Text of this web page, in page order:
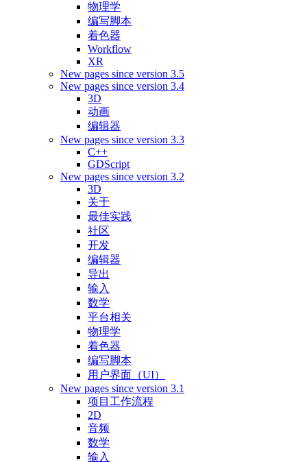
物理学
编写脚本
着色器
Workflow
XR
New pages since version 3.5
New pages since version 3.4
3D
动画
编辑器
New pages since version 3.3
C++
GDScript
New pages since version 3.2
3D
关于
最佳实践
社区
开发
编辑器
导出
输入
数学
平台相关
物理学
着色器
编写脚本
用户界面（UI）
New pages since version 3.1
项目工作流程
2D
音频
数学
输入